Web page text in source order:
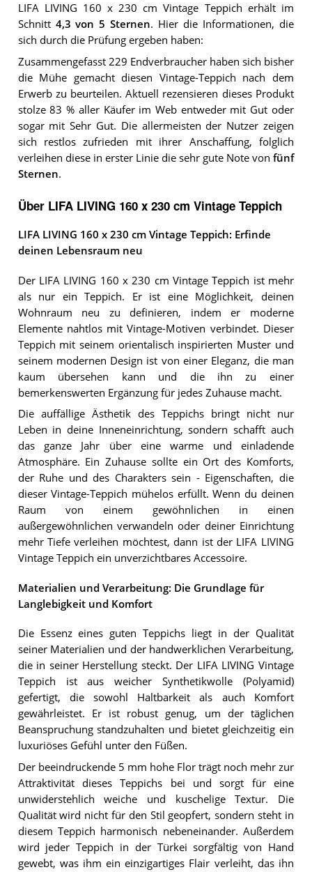
LIFA LIVING 160 x 230 cm Vintage Teppich erhält im
Schnitt 4,3 von 5 Sternen. Hier die Informationen, die
sich durch die Prüfung ergeben haben:
Zusammengefasst 229 Endverbraucher haben sich bisher
die Mühe gemacht diesen Vintage-Teppich nach dem
Erwerb zu beurteilen. Aktuell rezensieren dieses Produkt
stolze 83 % aller Käufer im Web entweder mit Gut oder
sogar mit Sehr Gut. Die allermeisten der Nutzer zeigen
sich restlos zufrieden mit ihrer Anschaffung, folglich
verleihen diese in erster Linie die sehr gute Note von fünf
Sternen.
Über LIFA LIVING 160 x 230 cm Vintage Teppich
LIFA LIVING 160 x 230 cm Vintage Teppich: Erfinde
deinen Lebensraum neu
Der LIFA LIVING 160 x 230 cm Vintage Teppich ist mehr
als nur ein Teppich. Er ist eine Möglichkeit, deinen
Wohnraum neu zu definieren, indem er moderne
Elemente nahtlos mit Vintage-Motiven verbindet. Dieser
Teppich mit seinem orientalisch inspirierten Muster und
seinem modernen Design ist von einer Eleganz, die man
kaum übersehen kann und die ihn zu einer
bemerkenswerten Ergänzung für jedes Zuhause macht.
Die auffällige Ästhetik des Teppichs bringt nicht nur
Leben in deine Inneneinrichtung, sondern schafft auch
das ganze Jahr über eine warme und einladende
Atmosphäre. Ein Zuhause sollte ein Ort des Komforts,
der Ruhe und des Charakters sein - Eigenschaften, die
dieser Vintage-Teppich mühelos erfüllt. Wenn du deinen
Raum von einem gewöhnlichen in einen
außergewöhnlichen verwandeln oder deiner Einrichtung
mehr Tiefe verleihen möchtest, dann ist der LIFA LIVING
Vintage Teppich ein unverzichtbares Accessoire.
Materialien und Verarbeitung: Die Grundlage für
Langlebigkeit und Komfort
Die Essenz eines guten Teppichs liegt in der Qualität
seiner Materialien und der handwerklichen Verarbeitung,
die in seiner Herstellung steckt. Der LIFA LIVING Vintage
Teppich ist aus weicher Synthetikwolle (Polyamid)
gefertigt, die sowohl Haltbarkeit als auch Komfort
gewährleistet. Er ist robust genug, um der täglichen
Beanspruchung standzuhalten und bietet gleichzeitig ein
luxuriöses Gefühl unter den Füßen.
Der beeindruckende 5 mm hohe Flor trägt noch mehr zur
Attraktivität dieses Teppichs bei und sorgt für eine
unwiderstehlich weiche und kuschelige Textur. Die
Qualität wird nicht für den Stil geopfert, sondern steht in
diesem Teppich harmonisch nebeneinander. Außerdem
wird jeder Teppich in der Türkei sorgfältig von Hand
gewebt, was ihm ein einzigartiges Flair verleiht, das ihn